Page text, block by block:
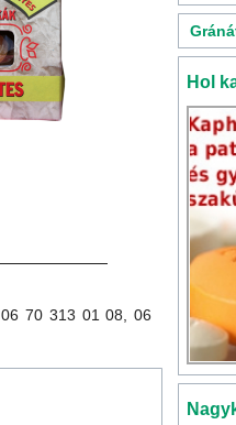
06 70 313 01 08, 06
Hol